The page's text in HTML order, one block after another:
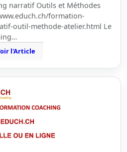
narratif Outils et Méthodes
formation-
outil-methode-atelier.html Le
l'Article